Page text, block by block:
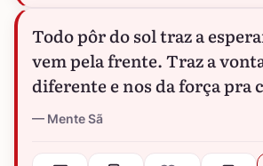
Todo pôr do sol traz a
vem pela frente. Traz a
diferente e nos da força pra
Mente Sã